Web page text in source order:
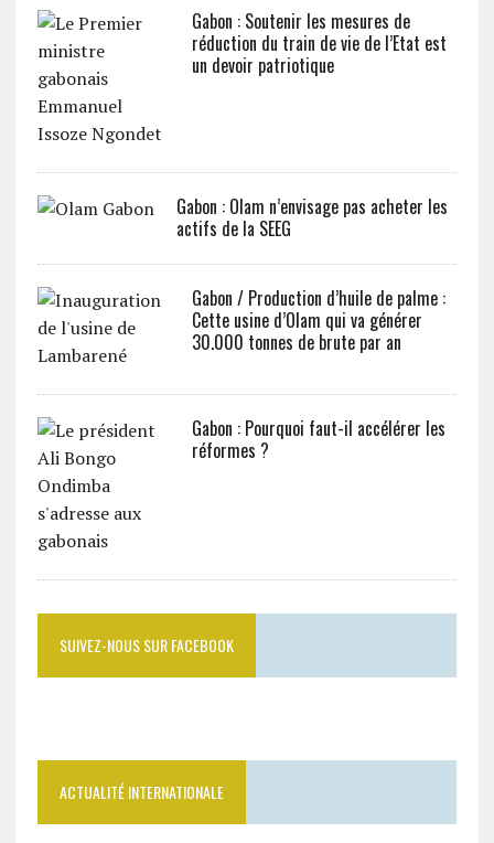
Gabon : Soutenir les mesures de
réduction du train de vie de l’Etat est
un devoir patriotique
Gabon : Olam n’envisage pas acheter les
actifs de la SEEG
Gabon / Production d’huile de palme :
Cette usine d’Olam qui va générer
30.000 tonnes de brute par an
Gabon : Pourquoi faut-il accélérer les
réformes ?
SUIVEZ-NOUS SUR FACEBOOK
ACTUALITÉ INTERNATIONALE